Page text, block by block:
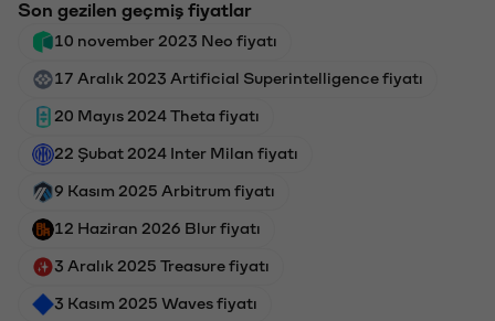
Son gezilen geçmiş fiyatlar
10 november 2023 Neo fiyatı
17 Aralık 2023 Artificial Superintelligence fiyatı
20 Mayıs 2024 Theta fiyatı
22 Şubat 2024 Inter Milan fiyatı
9 Kasım 2025 Arbitrum fiyatı
12 Haziran 2026 Blur fiyatı
3 Aralık 2025 Treasure fiyatı
3 Kasım 2025 Waves fiyatı